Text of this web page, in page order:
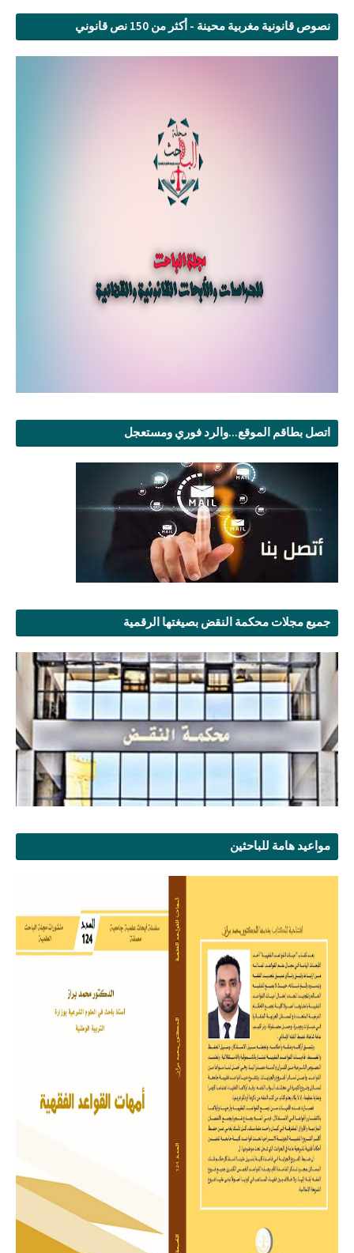
نصوص قانونية مغربية محينة - أكثر من 150 نص قانوني
اتصل بطاقم الموقع...والرد فوري ومستعجل
جميع مجلات محكمة النقض بصيغتها الرقمية
مواعيد هامة للباحثين